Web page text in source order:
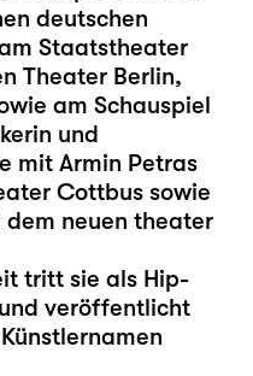
deutschen
Staatstheater
Theater Berlin,
am Schauspiel
und
mit Armin Petras
Cottbus sowie
dem neuen theater
tritt sie als Hip-
veröffentlicht